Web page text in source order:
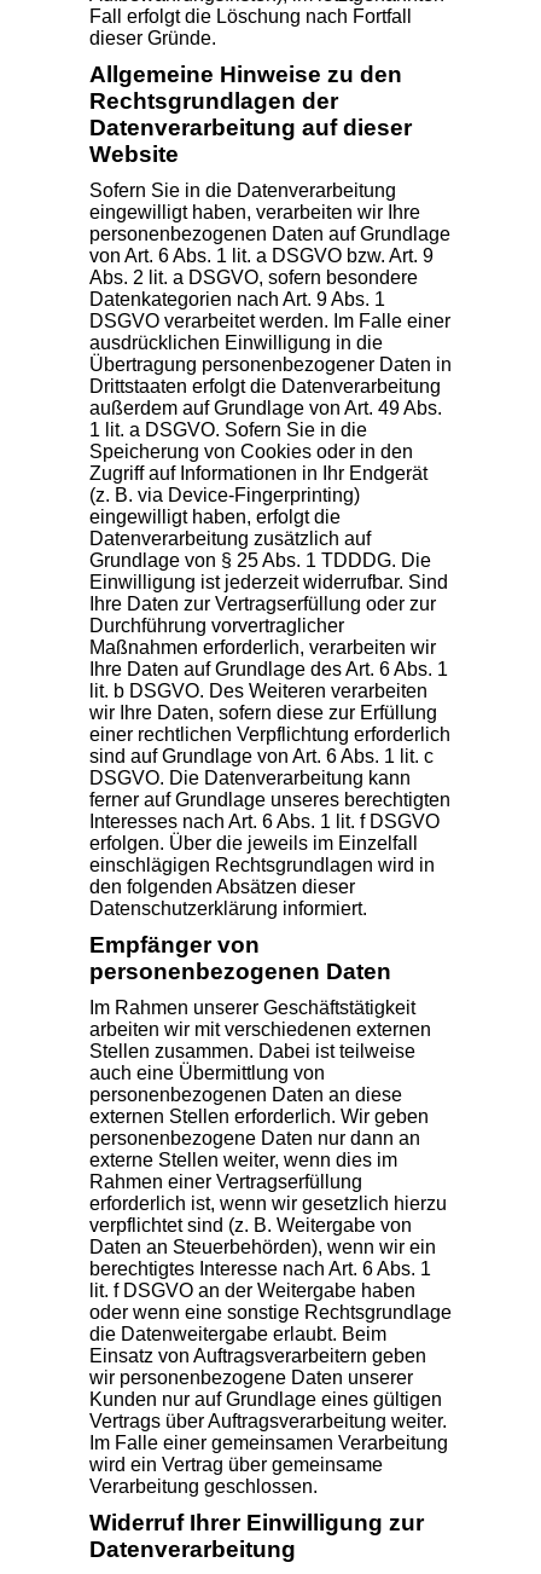
Fall erfolgt die Löschung nach Fortfall
dieser Gründe.
Allgemeine Hinweise zu den
Rechtsgrundlagen der
Datenverarbeitung auf dieser
Website
Sofern Sie in die Datenverarbeitung
eingewilligt haben, verarbeiten wir Ihre
personenbezogenen Daten auf Grundlage
von Art. 6 Abs. 1 lit. a DSGVO bzw. Art. 9
Abs. 2 lit. a DSGVO, sofern besondere
Datenkategorien nach Art. 9 Abs. 1
DSGVO verarbeitet werden. Im Falle einer
ausdrücklichen Einwilligung in die
Übertragung personenbezogener Daten in
Drittstaaten erfolgt die Datenverarbeitung
außerdem auf Grundlage von Art. 49 Abs.
1 lit. a DSGVO. Sofern Sie in die
Speicherung von Cookies oder in den
Zugriff auf Informationen in Ihr Endgerät
(z. B. via Device-Fingerprinting)
eingewilligt haben, erfolgt die
Datenverarbeitung zusätzlich auf
Grundlage von § 25 Abs. 1 TDDDG. Die
Einwilligung ist jederzeit widerrufbar. Sind
Ihre Daten zur Vertragserfüllung oder zur
Durchführung vorvertraglicher
Maßnahmen erforderlich, verarbeiten wir
Ihre Daten auf Grundlage des Art. 6 Abs. 1
lit. b DSGVO. Des Weiteren verarbeiten
wir Ihre Daten, sofern diese zur Erfüllung
einer rechtlichen Verpflichtung erforderlich
sind auf Grundlage von Art. 6 Abs. 1 lit. c
DSGVO. Die Datenverarbeitung kann
ferner auf Grundlage unseres berechtigten
Interesses nach Art. 6 Abs. 1 lit. f DSGVO
erfolgen. Über die jeweils im Einzelfall
einschlägigen Rechtsgrundlagen wird in
den folgenden Absätzen dieser
Datenschutzerklärung informiert.
Empfänger von
personenbezogenen Daten
Im Rahmen unserer Geschäftstätigkeit
arbeiten wir mit verschiedenen externen
Stellen zusammen. Dabei ist teilweise
auch eine Übermittlung von
personenbezogenen Daten an diese
externen Stellen erforderlich. Wir geben
personenbezogene Daten nur dann an
externe Stellen weiter, wenn dies im
Rahmen einer Vertragserfüllung
erforderlich ist, wenn wir gesetzlich hierzu
verpflichtet sind (z. B. Weitergabe von
Daten an Steuerbehörden), wenn wir ein
berechtigtes Interesse nach Art. 6 Abs. 1
lit. f DSGVO an der Weitergabe haben
oder wenn eine sonstige Rechtsgrundlage
die Datenweitergabe erlaubt. Beim
Einsatz von Auftragsverarbeitern geben
wir personenbezogene Daten unserer
Kunden nur auf Grundlage eines gültigen
Vertrags über Auftragsverarbeitung weiter.
Im Falle einer gemeinsamen Verarbeitung
wird ein Vertrag über gemeinsame
Verarbeitung geschlossen.
Widerruf Ihrer Einwilligung zur
Datenverarbeitung